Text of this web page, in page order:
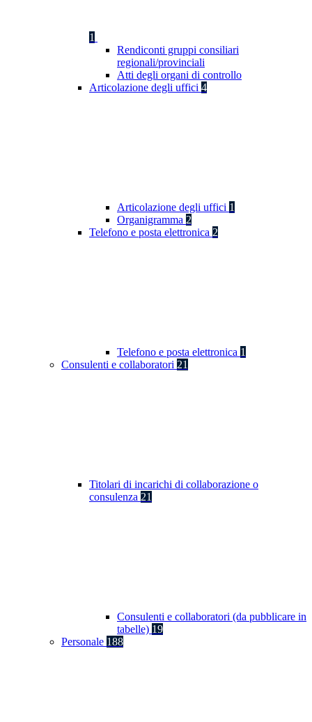
1
Rendiconti gruppi consiliari
regionali/provinciali
Atti degli organi di controllo
Articolazione degli uffici 4
Articolazione degli uffici 1
Organigramma 2
Telefono e posta elettronica 2
Telefono e posta elettronica 1
Consulenti e collaboratori 21
Titolari di incarichi di collaborazione o
consulenza 21
Consulenti e collaboratori (da pubblicare in
tabelle) 19
Personale 188